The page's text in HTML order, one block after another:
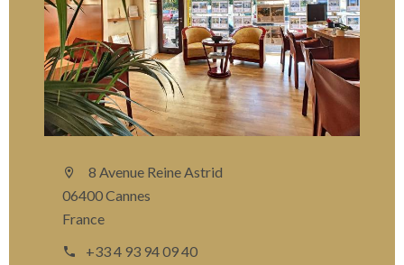
8 Avenue Reine Astrid
06400 Cannes
France
+33 4 93 94 09 40